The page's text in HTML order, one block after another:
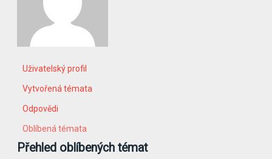
Uživatelský profil
Vytvořená témata
Odpovědi
Oblíbená témata
Přehled oblíbených témat